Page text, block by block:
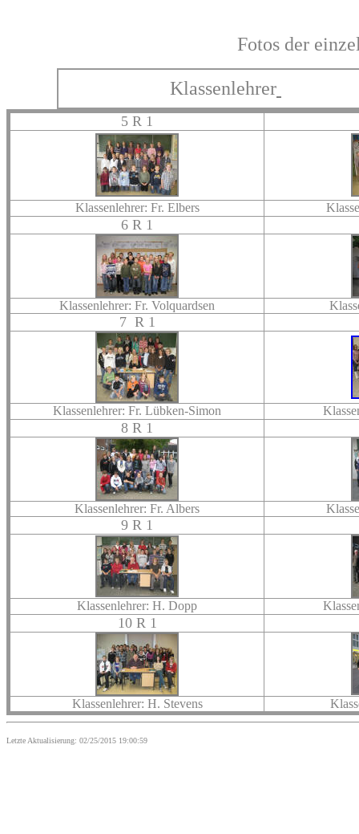
Fotos der
Klassenlehrer
5 R 1
Klassenlehrer: Fr. Elbers
6 R 1
Klassenlehrer: Fr. Volquardsen
7 R 1
Klassenlehrer: Fr. Lübken-Simon
8 R 1
Klassenlehrer: Fr. Albers
9 R 1
Klassenlehrer: H. Dopp
10 R 1
Klassenlehrer: H. Stevens
Letzte Aktualisierung: 02/25/2015 19:00:59